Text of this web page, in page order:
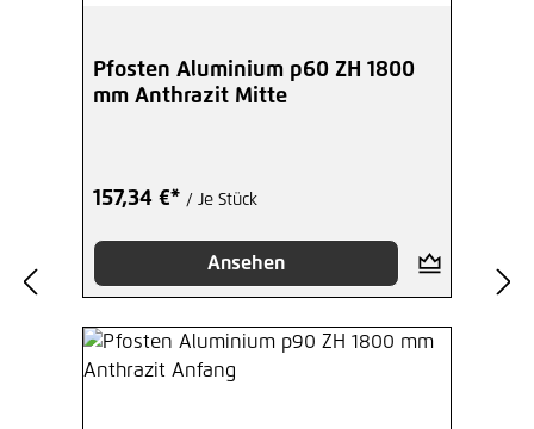
Pfosten Aluminium p60 ZH 1800
mm Anthrazit Mitte
157,34 €* / Je Stück
Ansehen